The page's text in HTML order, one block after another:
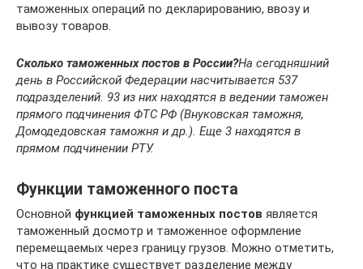
таможенных операций по декларированию, ввозу и
вывозу товаров.
Сколько таможенных постов в России?На сегодняшний
день в Российской Федерации насчитывается 537
подразделений. 93 из них находятся в ведении таможен
прямого подчинения ФТС РФ (Внуковская таможня,
Домодедовская таможня и др.). Еще 3 находятся в
прямом подчинении РТУ.
Функции таможенного поста
Основной функцией таможенных постов является
таможенный досмотр и таможенное оформление
перемещаемых через границу грузов. Можно отметить,
что на практике существует разделение между